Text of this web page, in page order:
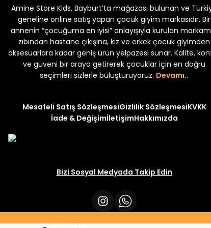
Yeni₺ 250 Yeni
₺ 320 ₺ 250
Amine Store Kids, Bayburt’ta mağazası bulunan ve
geneline online satış yapan çocuk giyim markasıdır. Bir
annenin “çocuğuma en iyisi” anlayışıyla kurulan
zıbından hastane çıkışına, kız ve erkek çocuk giyimden
aksesuarlara kadar geniş ürün yelpazesi sunar. Kalite,
ve güveni bir araya getirerek çocuklar için en doğru
seçimleri sizlerle buluşturuyoruz. Devamı..
Mesafeli Satış SözleşmesiGizlilik SözleşmesiKVKK
İade & DeğişimİletişimHakkımızda
Bizi Sosyal Medyada Takip Edin